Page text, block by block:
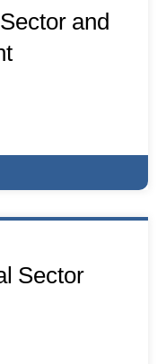
and
Sector